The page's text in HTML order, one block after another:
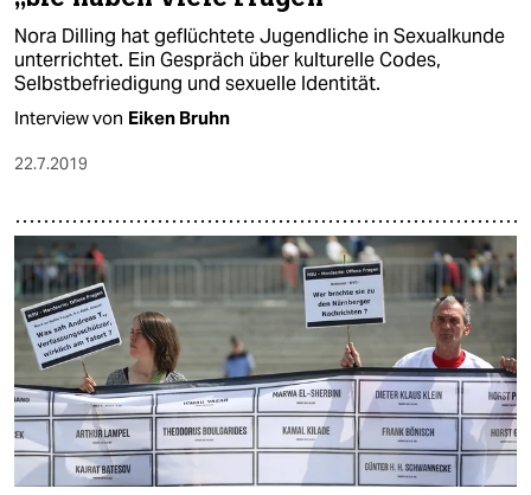
Nora Dilling hat geflüchtete Jugendliche in Sexualkunde
unterrichtet. Ein Gespräch über kulturelle Codes,
Selbstbefriedigung und sexuelle Identität.
Interview von Eiken Bruhn
22.7.2019